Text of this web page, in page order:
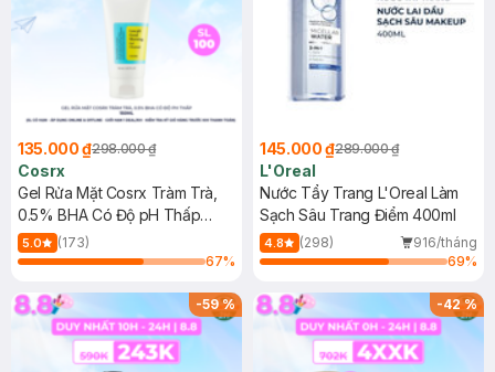
135.000 ₫298.000 ₫
Cosrx
Gel Rửa Mặt Cosrx Tràm Trà,
0.5% BHA Có Độ pH Thấp
150ml
5.0
(173)
67%
145.000 ₫289.000 ₫
L'Oreal
Nước Tẩy Trang L'Oreal Làm
Sạch Sâu Trang Điểm 400ml
4.8 (298)
916/tháng
69%
-59% -42%